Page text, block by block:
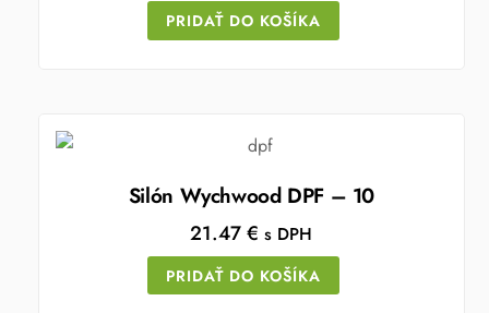
PRIDAŤ DO KOŠÍKA
Silón Wychwood DPF – 10
21.47€ s DPH
PRIDAŤ DO KOŠÍKA